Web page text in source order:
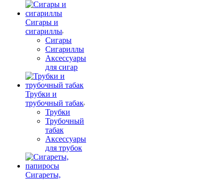
Сигары и
сигариллы
Сигары
Сигариллы
Аксессуары
для сигар
Трубки и
трубочный табак
Трубки
Трубочный
табак
Аксессуары
для трубок
Сигареты,